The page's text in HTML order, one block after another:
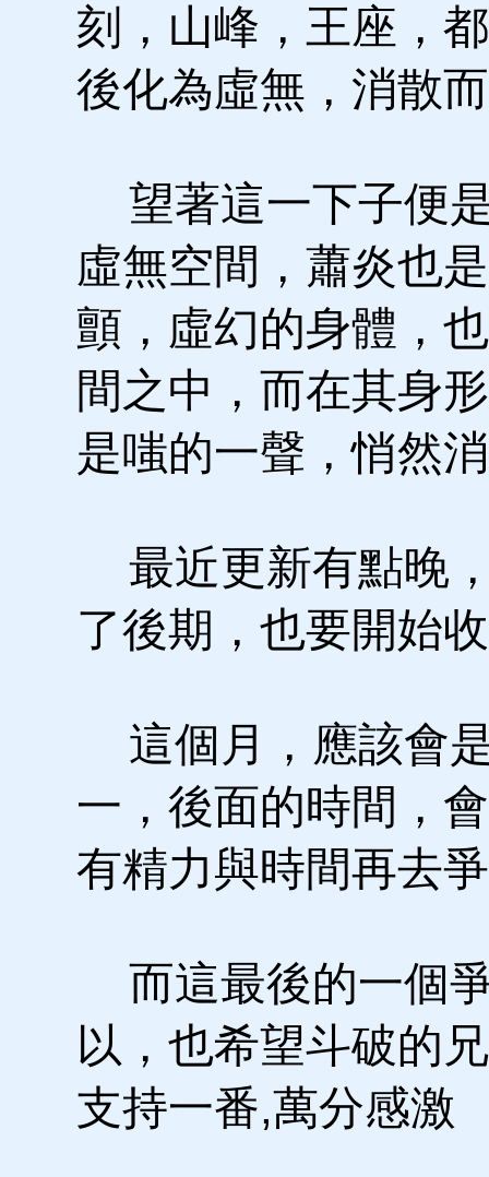
刻，山峰，王座，
後化為虛無，消散
望著這一下子便
虛無空間，蕭炎也
顫，虛幻的身體，
間之中，而在其身
是嗤的一聲，悄然
最近更新有點晚
了後期，也要開始
這個月，應該會
一，後面的時間，
有精力與時間再去
而這最後的一個
以，也希望斗破的
支持一番,萬分感激